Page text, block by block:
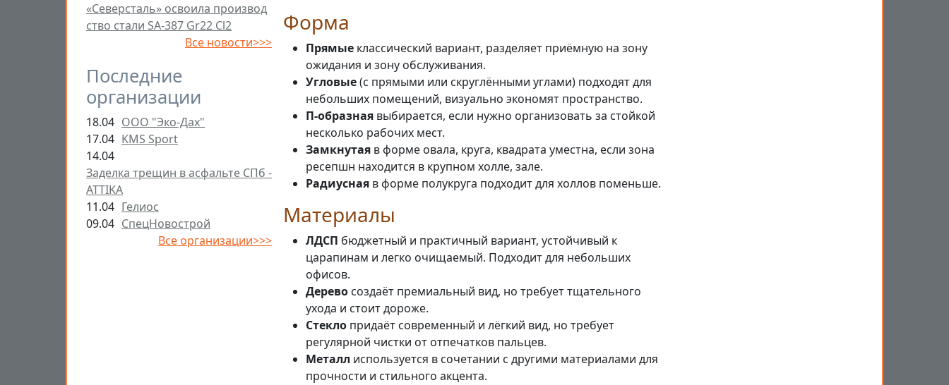
«Северсталь» освоила производ
ство стали SA-387 Gr22 Cl2
Все новости>>>
Последние
организации
18.04 ООО "Эко-Дах"
17.04 KMS Sport
14.04
Заделка трещин в асфальте СПб -
ATTIKA
11.04 Гелиос
09.04 СпецНовострой
Все организации>>>
Форма
Прямые классический вариант, разделяет приёмную на зону
ожидания и зону обслуживания.
Угловые(с прямыми или скруглёнными углами) подходят для
небольших помещений, визуально экономят пространство.
П-образная выбирается, если нужно организовать за стойкой
несколько рабочих мест.
Замкнутая в форме овала, круга, квадрата уместна, если зона
ресепшн находится в крупном холле, зале.
Радиусная в форме полукруга подходит для холлов поменьше.
Материалы
ЛДСП бюджетный и практичный вариант, устойчивый к
царапинам и легко очищаемый. Подходит для небольших
офисов.
Дерево создаёт премиальный вид, но требует тщательного
ухода и стоит дороже.
Стекло придаёт современный и лёгкий вид, но требует
регулярной чистки от отпечатков пальцев.
Металл используется в сочетании с другими материалами для
прочности и стильного акцента.